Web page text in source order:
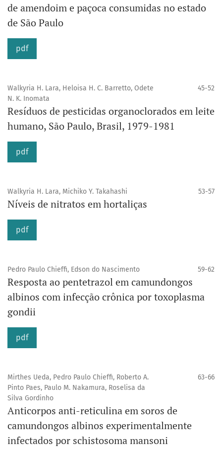
de amendoim e paçoca consumidas no estado
de São Paulo
pdf
Walkyria H. Lara, Heloisa H. C. Barretto, Odete
N. K. Inomata
45-52
Resíduos de pesticidas organoclorados em leite
humano, São Paulo, Brasil, 1979-1981
pdf
Walkyria H. Lara, Michiko Y. Takahashi 53-57
Níveis de nitratos em hortaliças
pdf
Pedro Paulo Chieffi, Edson do Nascimento 59-62
Resposta ao pentetrazol em camundongos
albinos com infecção crônica por toxoplasma
gondii
pdf
Mirthes Ueda, Pedro Paulo Chieffi, Roberto A.
Pinto Paes, Paulo M. Nakamura, Roselisa da
Silva Gordinho
63-66
Anticorpos anti-reticulina em soros de
camundongos albinos experimentalmente
infectados por schistosoma mansoni